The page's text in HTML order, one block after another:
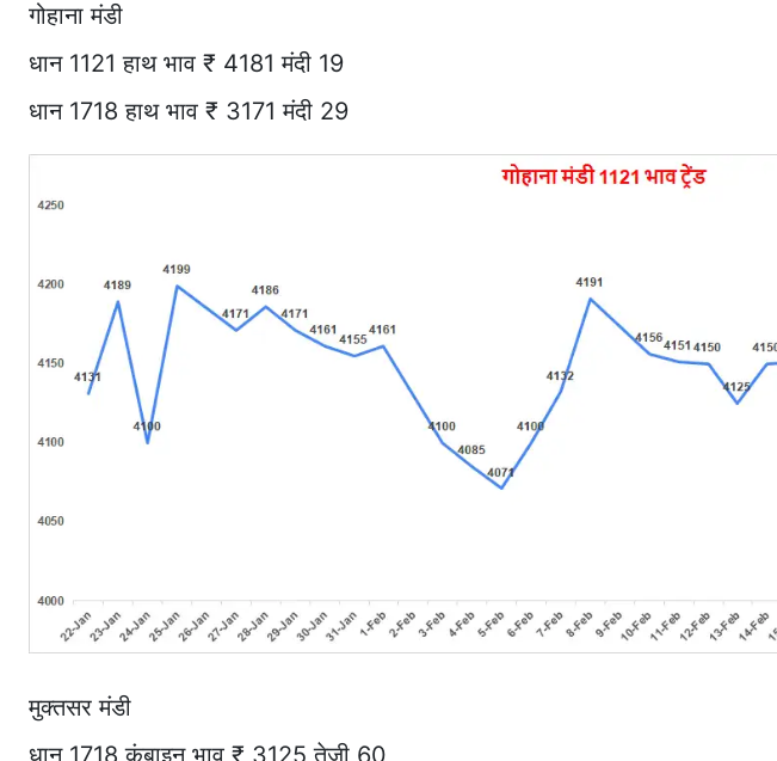
गोहाना मंडी
धान 1121 हाथ भाव ₹ 4181 मंदी 19
धान 1718 हाथ भाव ₹ 3171 मंदी 29
मुक्तसर मंडी
धान 1718 कंबाइन भाव ₹ 3125 तेजी 60